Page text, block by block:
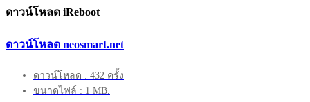
ดาวน์โหลด iReboot
ดาวน์โหลด neosmart.net
ดาวน์โหลด : 432 ครั้ง
ขนาดไฟล์ : 1 MB.